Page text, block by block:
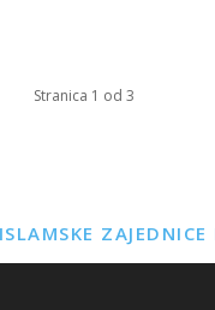
Stranica 1 od 3
ZAJEDNICE